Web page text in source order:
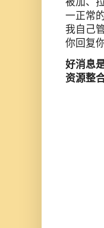
一正常
我自己
你回复你
好消息
资源整